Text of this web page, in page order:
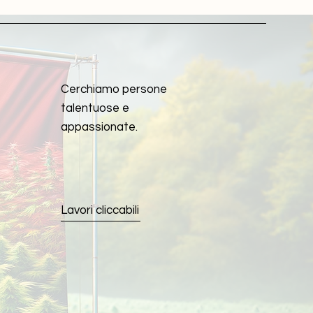
Cerchiamo persone
talentuose e
appassionate.
Lavori cliccabili